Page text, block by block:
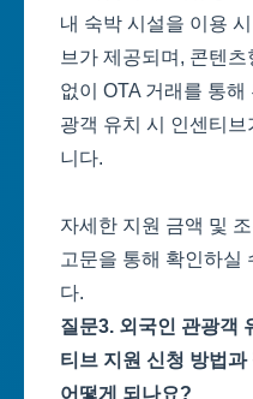
내 숙박 시설을 이용 시
브가 제공되며, 콘텐
없이 OTA 거래를 통해
광객 유치 시 인센티브
니다.
자세한 지원 금액 및
고문을 통해 확인하실
다.
질문3. 외국인 관광객
티브 지원 신청 방법과
어떻게 되나요?